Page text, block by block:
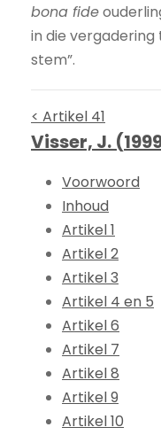
bona fide
in die
stem”.
< Artikel 41
Visser, J.
Voorwoord
Inhoud
Artikel 1
Artikel 2
Artikel 3
Artikel 4 en 5
Artikel 6
Artikel 7
Artikel 8
Artikel 9
Artikel 10